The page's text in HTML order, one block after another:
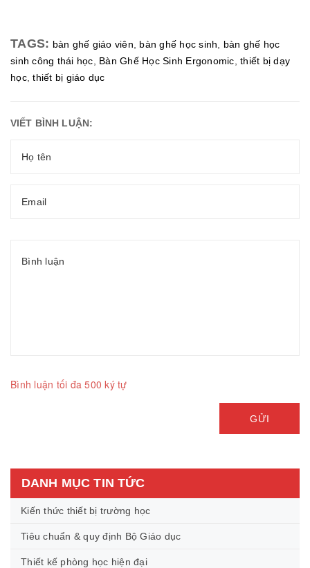
DANH MỤC TIN TỨC
Kiến thức thiết bị trường học
Tiêu chuẩn & quy định Bộ Giáo dục
Thiết kế phòng học hiện đại
TAGS: bàn ghế giáo viên bàn ghế học sinh
bàn ghế học
sinh công thái học
Bàn Ghế Học Sinh Ergonomic thiết bị dạy
học,thiết bị giáo dục
VIẾT BÌNH LUẬN:
Bình luận tối đa 500 ký tự
GỬI